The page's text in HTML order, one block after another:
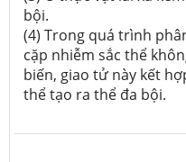
bội.
(4) Trong quá trình
cặp nhiễm sắc thể
biến, giao tử này kết
thể tạo ra thể đa bội.